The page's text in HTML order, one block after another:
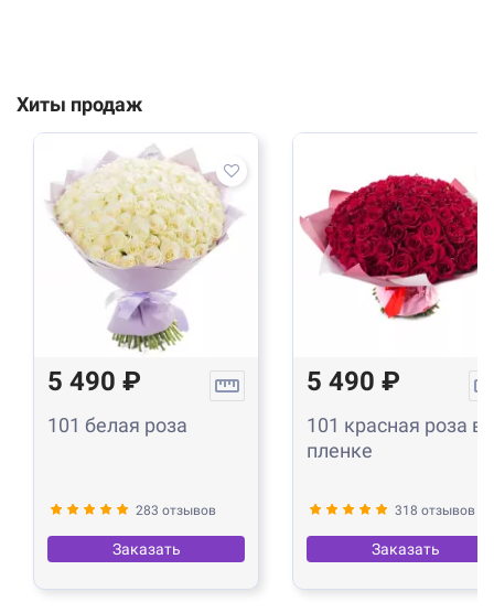
Хиты продаж
5 490 ₽
101 белая роза
283 отзывов
Заказать
5 490 ₽
101 красная роза в
пленке
318 отзывов
Заказать